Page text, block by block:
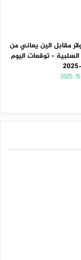
مقابل الين يعاني من
– توقعات اليوم